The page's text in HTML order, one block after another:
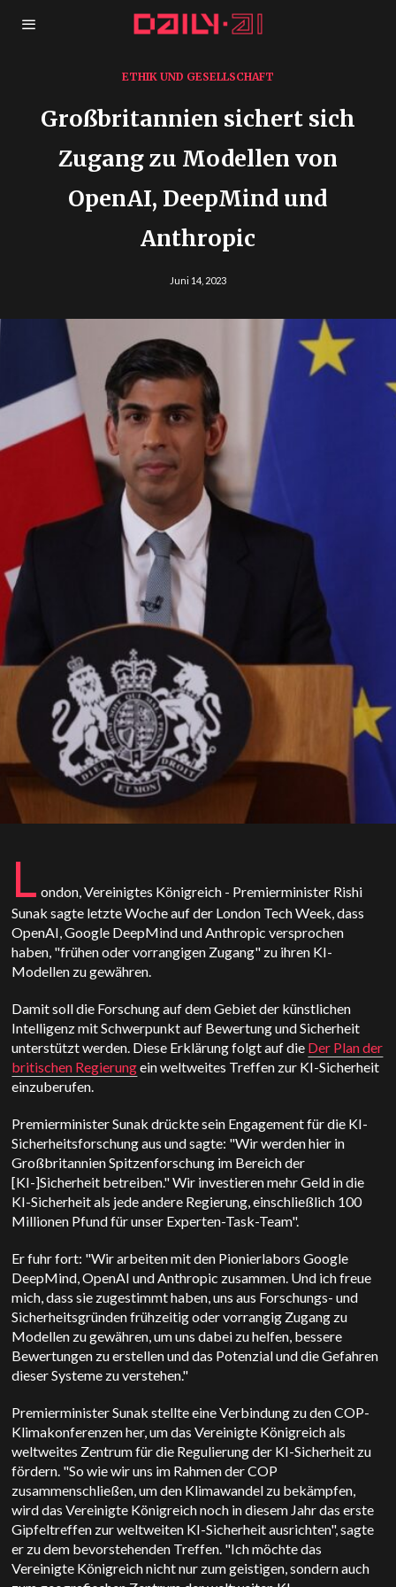
ETHIK UND GESELLSCHAFT
Großbritannien sichert sich
Zugang zu Modellen von
OpenAI, DeepMind und
Anthropic
Juni 14, 2023
L ondon, Vereinigtes Königreich - Premierminister Rishi
Sunak sagte letzte Woche auf der London Tech Week, dass
OpenAI, Google DeepMind und Anthropic versprochen
haben, "frühen oder vorrangigen Zugang" zu ihren KI-
Modellen zu gewähren.
Damit soll die Forschung auf dem Gebiet der künstlichen
Intelligenz mit Schwerpunkt auf Bewertung und Sicherheit
unterstützt werden. Diese Erklärung folgt auf die Der Plan der
britischen Regierungein weltweites Treffen zur KI-Sicherheit
einzuberufen.
Premierminister Sunak drückte sein Engagement für die KI-
Sicherheitsforschung aus und sagte: "Wir werden hier in
Großbritannien Spitzenforschung im Bereich der
[KI-]Sicherheit betreiben." Wir investieren mehr Geld in die
KI-Sicherheit als jede andere Regierung, einschließlich 100
Millionen Pfund für unser Experten-Task-Team".
Er fuhr fort: "Wir arbeiten mit den Pionierlabors Google
DeepMind, OpenAI und Anthropic zusammen. Und ich freue
mich, dass sie zugestimmt haben, uns aus Forschungs- und
Sicherheitsgründen frühzeitig oder vorrangig Zugang zu
Modellen zu gewähren, um uns dabei zu helfen, bessere
Bewertungen zu erstellen und das Potenzial und die Gefahren
dieser Systeme zu verstehen."
Premierminister Sunak stellte eine Verbindung zu den COP-
Klimakonferenzen her, um das Vereinigte Königreich als
weltweites Zentrum für die Regulierung der KI-Sicherheit zu
fördern. "So wie wir uns im Rahmen der COP
zusammenschließen, um den Klimawandel zu bekämpfen,
wird das Vereinigte Königreich noch in diesem Jahr das erste
Gipfeltreffen zur weltweiten KI-Sicherheit ausrichten", sagte
er zu dem bevorstehenden Treffen. "Ich möchte das
Vereinigte Königreich nicht nur zum geistigen, sondern auch